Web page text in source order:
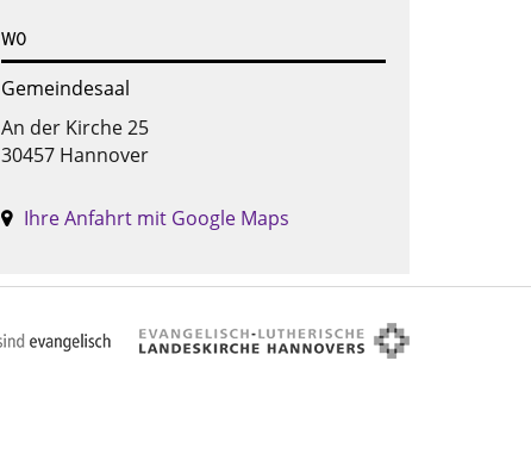
WO
Gemeindesaal
An der Kirche 25
30457 Hannover
Ihre Anfahrt mit Google Maps